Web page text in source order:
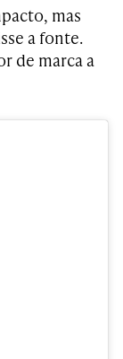
mas
a fonte.
de marca a